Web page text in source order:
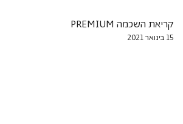
קריאת השכמה PREMIUM
15 בינואר 2021